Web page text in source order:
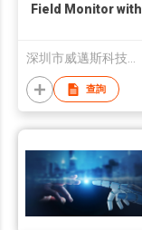
Field Monitor with
Color
深圳市威邁斯科技有限公司
查詢